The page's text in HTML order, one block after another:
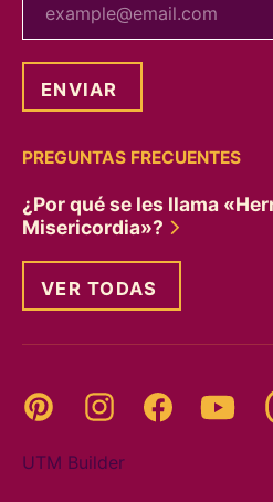
PREGUNTAS FRECUENTES
¿Por qué se les llama
Misericordia»?
VER TODAS
Pinterest InstagramFacebook
UTM Builder